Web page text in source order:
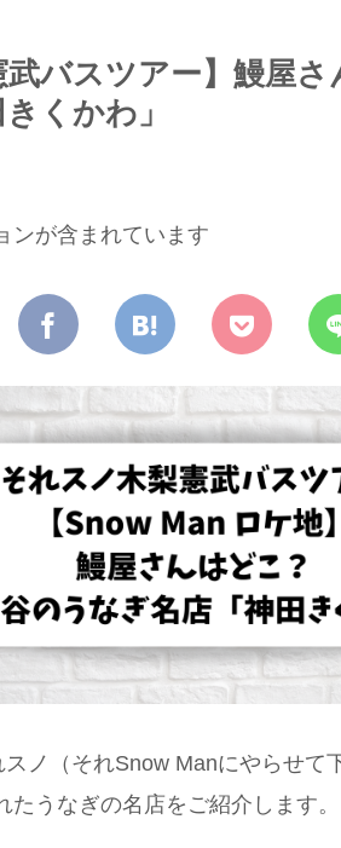
武バスツアー】鰻屋
くかわ」
ンが含まれています
ノ（それSnow Manにやらせて
たうなぎの名店をご紹介します。